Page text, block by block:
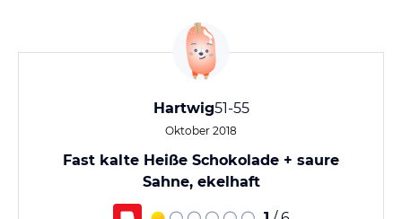
Hartwig51-55
Oktober 2018
Fast kalte Heiße Schokolade + saure
Sahne, ekelhaft